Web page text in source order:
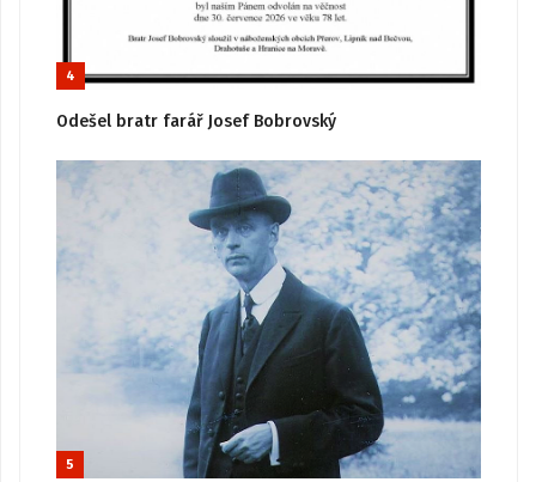
4
Odešel bratr farář Josef Bobrovský
5